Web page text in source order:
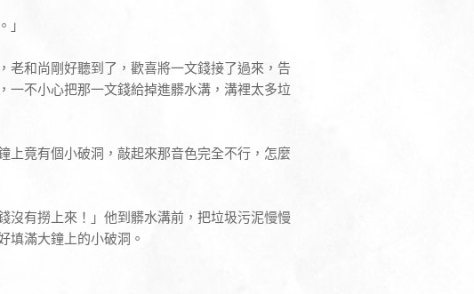
」
老和尚剛好聽到了，歡喜將一文錢接了過來，告
一不小心把那一文錢給掉進髒水溝，溝裡太多垃
上竟有個小破洞，敲起來那音色完全不行，怎麼
沒有撈上來！」他到髒水溝前，把垃圾污泥慢慢
填滿大鐘上的小破洞。